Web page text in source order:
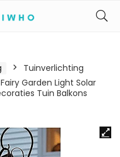
Tuinverlichting
Garden Light Solar
Tuin Balkons